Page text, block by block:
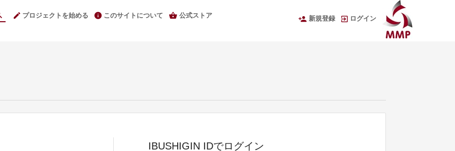
プロジェクトを始める このサイトについて 公式ストア 新規登録 ログイン
IBUSHIGIN IDでログイン